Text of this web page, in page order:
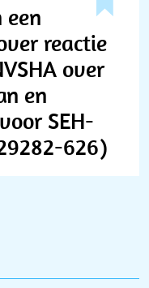
reactie
over
en
SEH-
626)